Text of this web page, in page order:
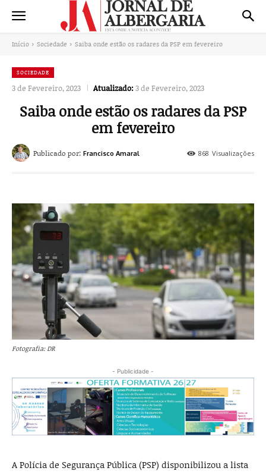
Início Sociedade Saiba onde estão os radares da PSP em fevereiro
SOCIEDADE
3 de Fevereiro, 2023 Atualizado:3 de Fevereiro, 2023
Saiba onde estão os radares da PSP
em fevereiro
868 Visualizações
Publicado por: Francisco Amaral
Fotografia: DR
- Publicidade -
A Polícia de Segurança Pública (PSP) disponibilizou a lista